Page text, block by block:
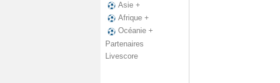
Asie +
Afrique +
Océanie +
Partenaires
Livescore